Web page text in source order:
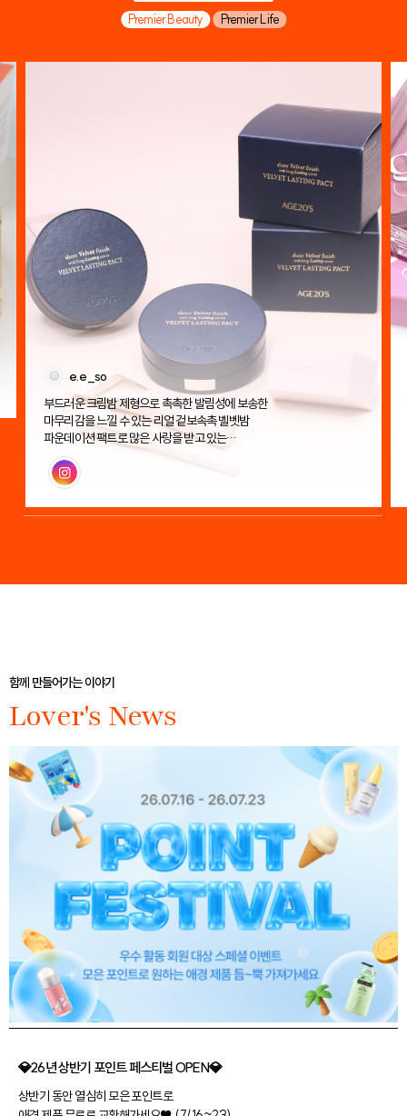
Premier Beauty
Premier Life
e.e_so
부드러운 크림밤 제형으로 촉촉한 발림성에 보송한
마무리감을 느낄 수 있는 리얼 겉보속촉 벨벳밤
파운데이션 팩트로 많은 사랑을 받고 있는
에이지투웨니스 벨벳 래스팅 팩트!
인스타그램
함께 만들어가는 이야기
Lover's News
💎26년 상반기 포인트 페스티벌 OPEN💎
상반기 동안 열심히 모은 포인트로